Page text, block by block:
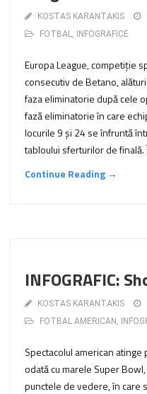
KOSTAS KARANTAKIS
FOTBAL, INFOGRAFICE
Europa League, competiție
consecutiv de Betano,
faza eliminatorie după cele
fază eliminatorie în care
locurile 9 și 24 se înfruntă
tabloului sferturilor de finală.
Continue Reading →
INFOGRAFIC:
KOSTAS KARANTAKIS
FOTBAL AMERICAN ,
Spectacolul american
odată cu marele Super
punctele de vedere, în care